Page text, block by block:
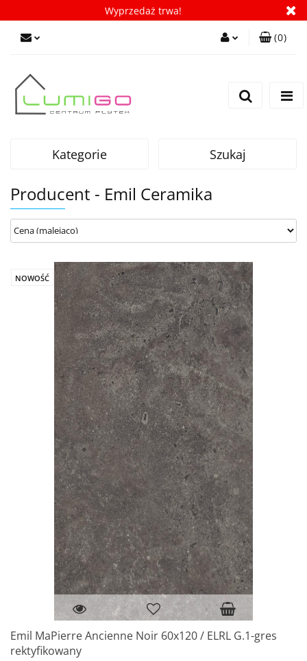
Wyprzedaż trwa!
(0)
Kategorie Szukaj
Producent - Emil Ceramika
NOWOŚĆ
Emil MaPierre Ancienne Noir 60x120 / ELRL G.1-gres
rektyfikowany